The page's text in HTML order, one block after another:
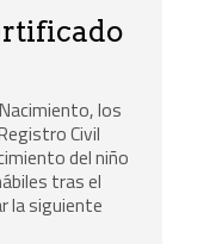
los
Civil
del niño
tras el
la siguiente